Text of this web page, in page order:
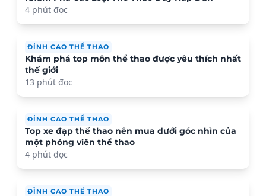
4 phút đọc
ĐỈNH CAO THỂ THAO
Khám phá top môn thể thao được yêu thích nhất
thế giới
13 phút đọc
ĐỈNH CAO THỂ THAO
Top xe đạp thể thao nên mua dưới góc nhìn của
một phóng viên thể thao
4 phút đọc
ĐỈNH CAO THỂ THAO